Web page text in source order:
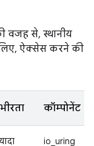
वजह से, स्थानीय
ऐक्सेस करने की
कॉम्पोनेंट
io_uring